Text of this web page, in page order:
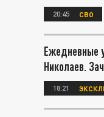
20:45 СВО
Ежедневные
Николаев.
18:21